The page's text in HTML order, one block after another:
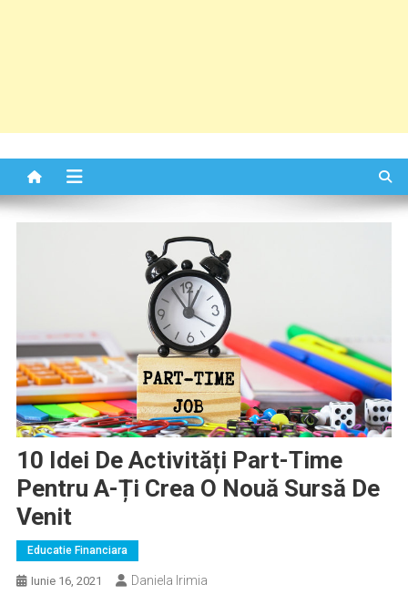
10 Idei De Activități Part-Time
Pentru A-Ți Crea O Nouă Sursă De
Venit
Educatie Financiara
Iunie 16, 2021 Daniela Irimia